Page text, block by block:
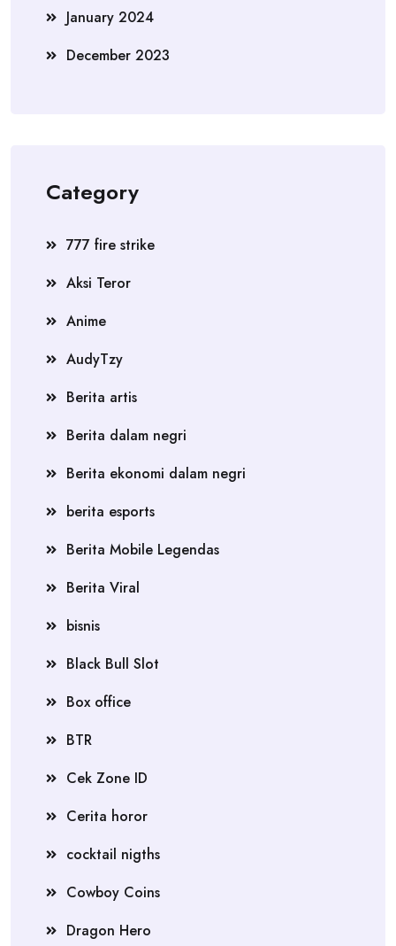
January 2024
December 2023
Category
777 fire strike
Aksi Teror
Anime
AudyTzy
Berita artis
Berita dalam negri
Berita ekonomi dalam negri
berita esports
Berita Mobile Legendas
Berita Viral
bisnis
Black Bull Slot
Box office
BTR
Cek Zone ID
Cerita horor
cocktail nigths
Cowboy Coins
Dragon Hero